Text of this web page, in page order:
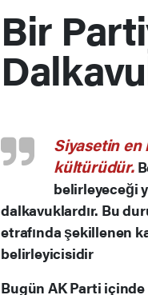
Bir
Siyasetin
kültürüdür.
belirleyeceği
dalkavuklardır. Bu
etrafında şekillenen
belirleyicisidir
Bugün AK Parti içinde